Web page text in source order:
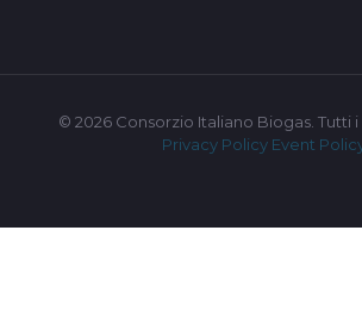
© 2026 Consorzio Italiano Biogas. Tutti
Privacy Policy Event